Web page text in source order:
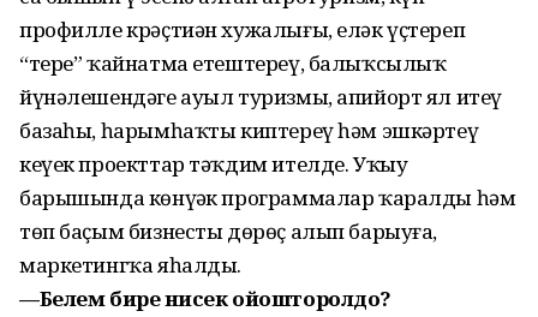
профилле крәҫтиән хужалығы, еләк үҫтереп
“тере” ҡайнатма етештереү, балыҡсылыҡ
йүнәлешендәге ауыл туризмы, апийорт ял итеү
базаһы, һарымһаҡты киптереү һәм эшкәртеү
кеүек проекттар тәҡдим ителде. Уҡыу
барышында көнүҙәк программалар ҡаралды һәм
төп баҫым бизнесты дөрөҫ алып барыуға,
маркетингҡа яһалды.
—Белем биреү нисек ойошторолдо?